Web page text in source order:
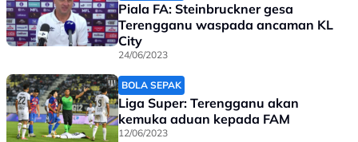
Piala FA: Steinbruckner gesa
Terengganu waspada ancaman KL
City
24/06/2023
BOLA SEPAK
Liga Super: Terengganu akan
kemuka aduan kepada FAM
12/06/2023